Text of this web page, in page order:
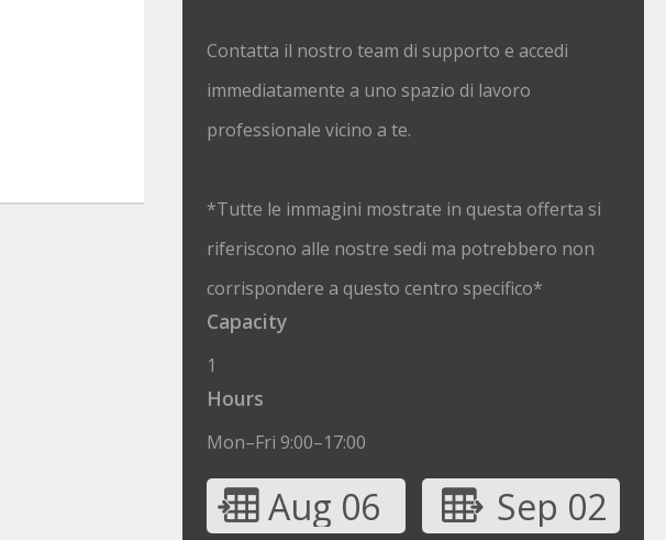
Contatta il nostro team di supporto e accedi
immediatamente a uno spazio di lavoro
professionale vicino a te.
*Tutte le immagini mostrate in questa offerta si
riferiscono alle nostre sedi ma potrebbero non
corrispondere a questo centro specifico*
Capacity
1
Hours
Mon–Fri 9:00–17:00
Aug 06
Sep 02